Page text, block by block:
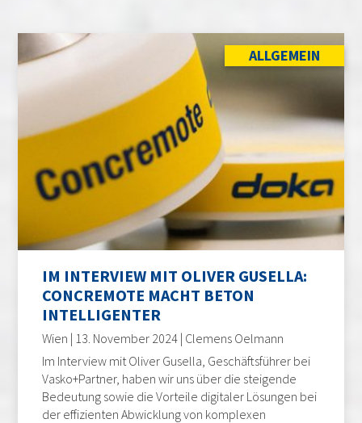
ALLGEMEIN
IM INTERVIEW MIT OLIVER GUSELLA:
CONCREMOTE MACHT BETON
INTELLIGENTER
Wien | 13. November 2024 | Clemens Oelmann
Im Interview mit Oliver Gusella, Geschäftsführer bei
Vasko+Partner, haben wir uns über die steigende
Bedeutung sowie die Vorteile digitaler Lösungen bei
der effizienten Abwicklung von komplexen